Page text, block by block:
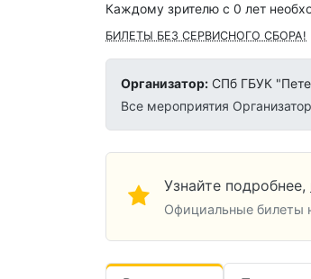
Каждому зрителю c 0 лет
БИЛЕТЫ БЕЗ СЕРВИСНОГО СБОРА!
Организатор: СПб ГБУК
Все мероприятия
Узнайте подробнее,
Официальные билеты